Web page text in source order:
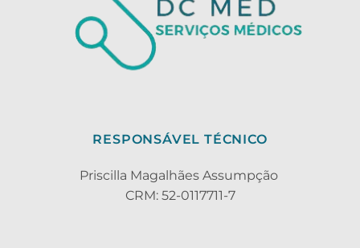
RESPONSÁVEL TÉCNICO
Priscilla Magalhães Assumpção
CRM: 52-0117711-7